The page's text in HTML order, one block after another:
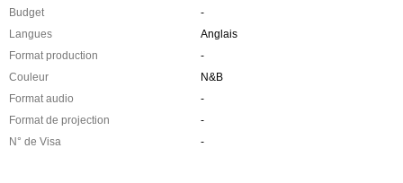
Budget
-
Langues
Anglais
Format production
-
Couleur
N&B
Format audio
-
Format de projection
-
N° de Visa
-